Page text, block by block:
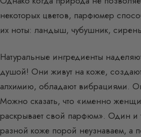
некоторых цветов, парфюмер
их ноты: ландыш, чубушник,
Натуральные ингредиенты
душой! Они живут на коже,
алхимию, обладают вибрациями.
Можно сказать, что «именно
раскрывает свой парфюм». Один и
разной коже порой неузнаваем, а